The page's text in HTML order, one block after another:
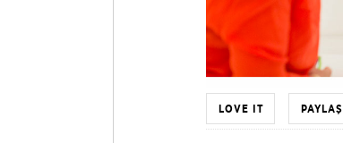
LOVE IT PAYLAŞ